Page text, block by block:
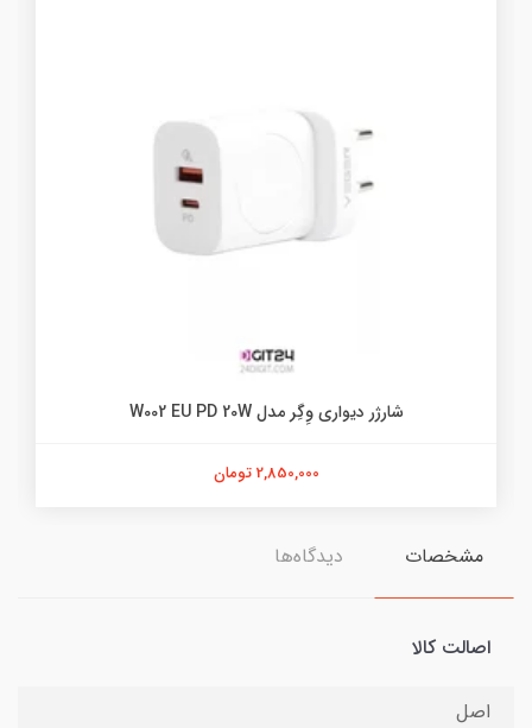
شارژر دیواری وِگِر مدل W002 EU PD 20W
2,850,000 تومان
مشخصات دیدگاه‌ها
اصالت کالا
اصل